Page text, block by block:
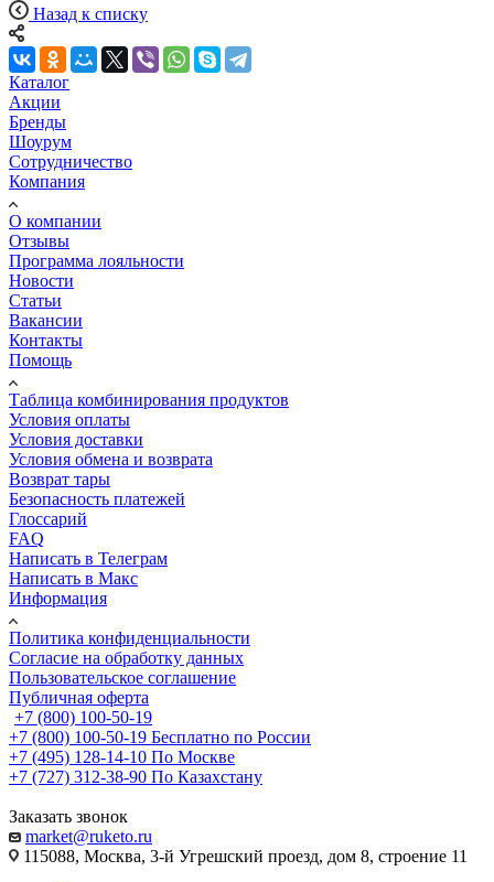
Назад к списку
Каталог
Акции
Бренды
Шоурум
Сотрудничество
Компания
О компании
Отзывы
Программа лояльности
Новости
Статьи
Вакансии
Контакты
Помощь
Таблица комбинирования продуктов
Условия оплаты
Условия доставки
Условия обмена и возврата
Возврат тары
Безопасность платежей
Глоссарий
FAQ
Написать в Телеграм
Написать в Макс
Информация
Политика конфиденциальности
Согласие на обработку данных
Пользовательское соглашение
Публичная оферта
+7 (800) 100-50-19
+7 (800) 100-50-19 Бесплатно по России
+7 (495) 128-14-10 По Москве
+7 (727) 312-38-90 По Казахстану
Заказать звонок
market@ruketo.ru
115088, Москва, 3-й Угрешский проезд, дом 8, строение 11